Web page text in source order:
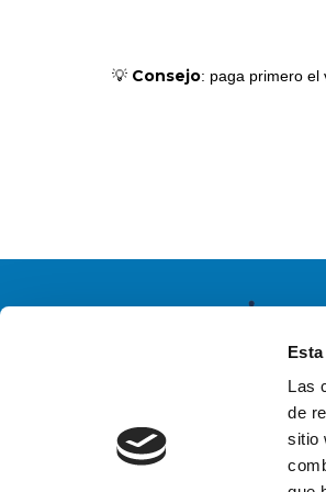
Las
de
sitio
💡 Consejo: paga primero el